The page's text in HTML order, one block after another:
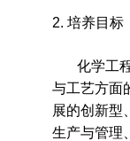
2. 培养目标
化学工
与工艺方面
展的创新型
生产与管理